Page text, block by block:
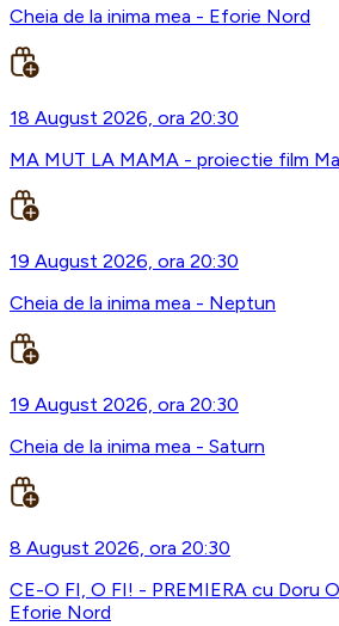
Cheia de la inima mea - Eforie Nord
18 August 2026, ora 20:30
MA MUT LA MAMA - proiectie film
19 August 2026, ora 20:30
Cheia de la inima mea - Neptun
19 August 2026, ora 20:30
Cheia de la inima mea - Saturn
8 August 2026, ora 20:30
CE-O FI, O FI! - PREMIERA cu Doru
Eforie Nord